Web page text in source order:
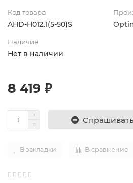
Код товара
AHD-H012.1(5-50)S
Наличие:
Нет в наличии
8 419 ₽
В закладки В сравнение